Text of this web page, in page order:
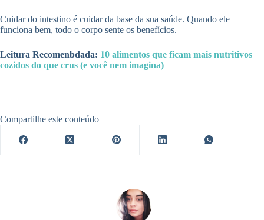
Cuidar do intestino é cuidar da base da sua saúde. Quando ele
funciona bem, todo o corpo sente os benefícios.
Leitura Recomenbdada: 10 alimentos que ficam mais nutritivos
cozidos do que crus (e você nem imagina)
Compartilhe este conteúdo